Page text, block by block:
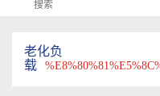
老化负
载